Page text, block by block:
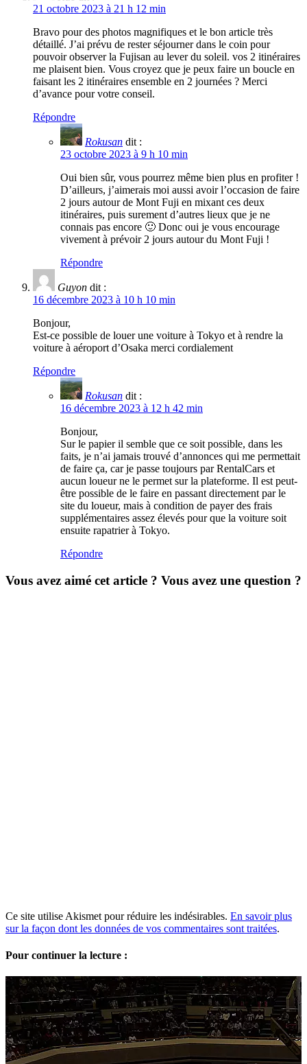
21 octobre 2023 à 21 h 12 min
Bravo pour des photos magnifiques et le bon article très
détaillé. J’ai prévu de rester séjourner dans le coin pour
pouvoir observer la Fujisan au lever du soleil. vos 2 itinéraires
me plaisent bien. Vous croyez que je peux faire un boucle en
faisant les 2 itinéraires ensemble en 2 journées ? Merci
d’avance pour votre conseil.
Répondre
Rokusan dit :
23 octobre 2023 à 9 h 10 min
Oui bien sûr, vous pourrez même bien plus en profiter !
D’ailleurs, j’aimerais moi aussi avoir l’occasion de faire
2 jours autour de Mont Fuji en mixant ces deux
itinéraires, puis surement d’autres lieux que je ne
connais pas encore 🙂 Donc oui je vous encourage
vivement à prévoir 2 jours autour du Mont Fuji !
Répondre
Guyon dit :
16 décembre 2023 à 10 h 10 min
Bonjour,
Est-ce possible de louer une voiture à Tokyo et à rendre la
voiture à aéroport d’Osaka merci cordialement
Répondre
Rokusan dit :
16 décembre 2023 à 12 h 42 min
Bonjour,
Sur le papier il semble que ce soit possible, dans les
faits, je n’ai jamais trouvé d’annonces qui me permettait
de faire ça, car je passe toujours par RentalCars et
aucun loueur ne le permet sur la plateforme. Il est peut-
être possible de le faire en passant directement par le
site du loueur, mais à condition de payer des frais
supplémentaires assez élevés pour que la voiture soit
ensuite rapatrier à Tokyo.
Répondre
Vous avez aimé cet article ? Vous avez une question ?
Ce site utilise Akismet pour réduire les indésirables. En savoir plus
sur la façon dont les données de vos commentaires sont traitées.
Pour continuer la lecture :